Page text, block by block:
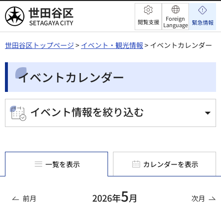
世田谷区 閲覧支援
Foreign
Language 緊急情報
世田谷区トップページ > イベント・観光情報 > イベントカレンダー
イベントカレンダー
イベント情報を絞り込む
一覧を表示 カレンダーを表示
前月 2026年5月 次月